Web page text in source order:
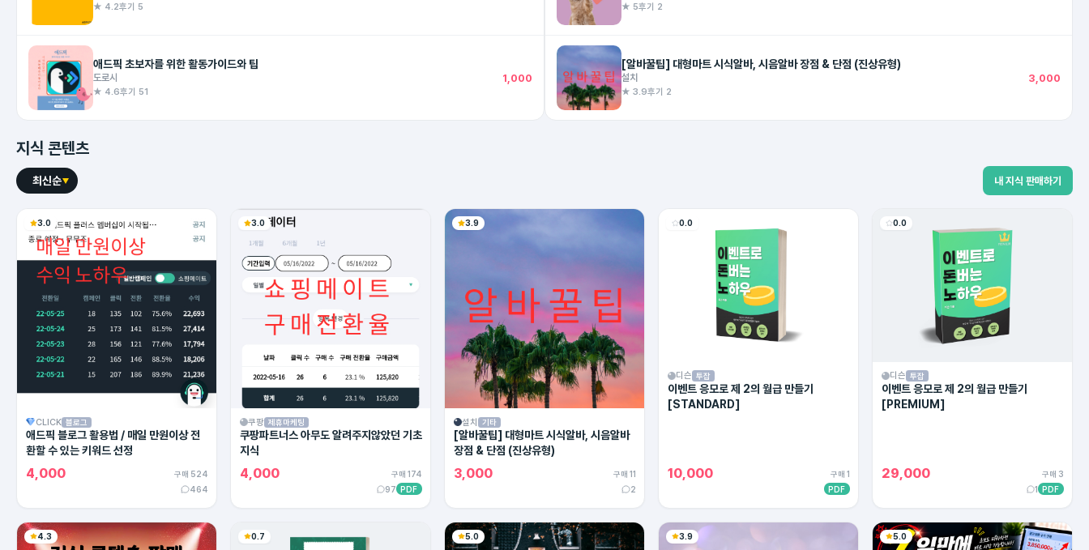
★ 4.2후기 5
애드픽 초보자를 위한 활동가이드와 팁
도로시 1,000
★ 4.6후기 51
★ 5후기 2
[알바꿀팁] 대형마트 시식알바, 시음알바 장점 & 단점 (진상유형)
설치 3,000
★ 3.9후기 2
지식 콘텐츠
최신순 내 지식 판매하기
3.0
CLICK 블로그
애드픽 블로그 활용법 / 매일 만원이상 전
환할 수 있는 키워드 선정
4,000
구매 524
464
3.0
쿠팡 제휴마케팅
쿠팡파트너스 아무도 알려주지않았던 기초
지식
4,000
구매 174
97 PDF
3.9
설치 기타
[알바꿀팁] 대형마트 시식알바, 시음알바
장점 & 단점 (진상유형)
3,000
구매 11
2
0.0
디슨 투잡
이벤트 응모로 제 2의 월급 만들기
[STANDARD]
10,000
구매 1
PDF
0.0
디슨 투잡
이벤트 응모로 제 2의 월급 만들기
[PREMIUM]
29,000
구매 3
1 PDF
4.3 0.7 5.0 3.9 5.0